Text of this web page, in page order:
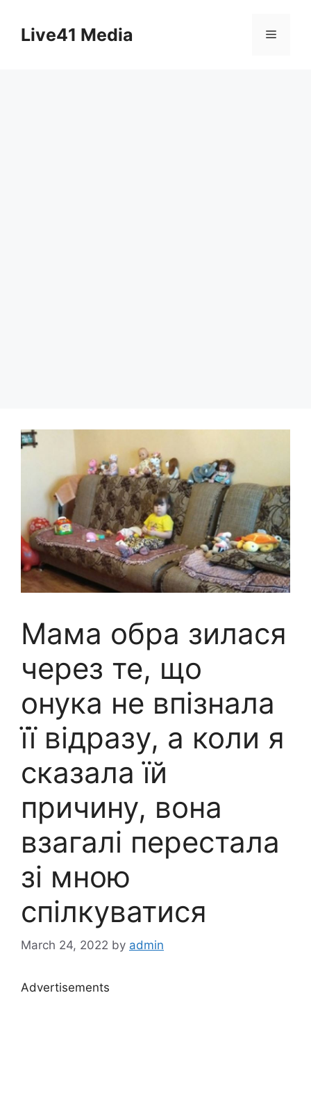
contentLive41 Media Menu
Мама обра зилася
через те, що
онука не впізнала
її відразу, а коли я
сказала їй
причину, вона
взагалі перестала
зі мною
спілкуватися
March 24, 2022 by admin
Advertisements